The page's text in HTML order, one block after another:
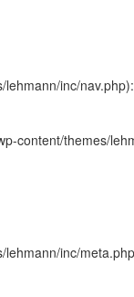
inc/
content/themes/
inc/